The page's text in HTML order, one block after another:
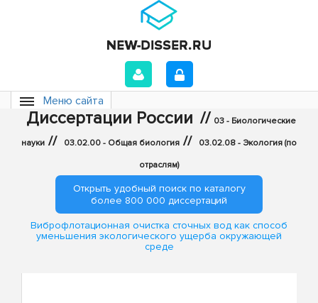
Меню сайта
Диссертации России // 03 - Биологические
науки // 03.02.00 - Общая биология // 03.02.08 - Экология (по
отраслям)
Открыть удобный поиск по каталогу
более 800 000 диссертаций
Виброфлотационная очистка сточных вод как способ
уменьшения экологического ущерба окружающей
среде